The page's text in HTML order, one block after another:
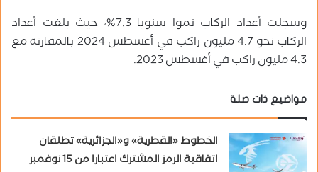
وسجلت أعداد الركاب نموا سنويا 7.3%، حيث بلغت أعداد
الركاب نحو 4.7 مليون راكب في أغسطس 2024 بالمقارنة مع
4.3 مليون راكب في أغسطس 2023.
مواضيع ذات صلة
الخطوط «القطرية» و«الجزائرية» تطلقان
اتفاقية الرمز المشترك اعتبارا من 15 نوفمبر